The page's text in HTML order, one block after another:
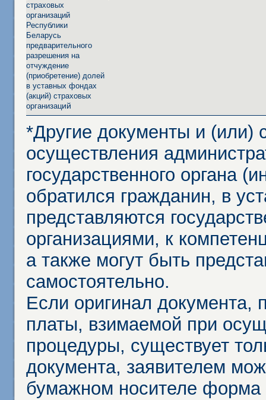
страховых
организаций
Республики
Беларусь
предварительного
разрешения на
отчуждение
(приобретение) долей
в уставных фондах
(акций) страховых
организаций
*Другие документы и (или)
осуществления
государственного органа
обратился гражданин, в
представляются
организациями, к
а также могут быть
самостоятельно.
Если оригинал документа,
платы, взимаемой при
процедуры, существует
документа, заявителем
бумажном носителе форма